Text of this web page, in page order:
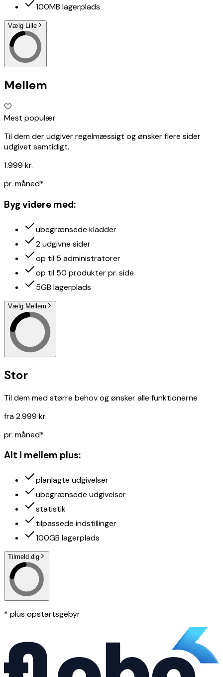
100MB lagerplads
Vælg Lille
Mellem
Mest populær
Til dem der udgiver regelmæssigt og ønsker flere sider
udgivet samtidigt.
1.999 kr.
pr. måned*
Byg videre med:
ubegrænsede kladder
2 udgivne sider
op til 5 administratorer
op til 50 produkter pr. side
5GB lagerplads
Vælg Mellem
Stor
Til dem med større behov og ønsker alle funktionerne
fra 2.999 kr.
pr. måned*
Alt i mellem plus:
planlagte udgivelser
ubegrænsede udgivelser
statistik
tilpassede indstillinger
100GB lagerplads
Tilmeld dig
* plus opstartsgebyr